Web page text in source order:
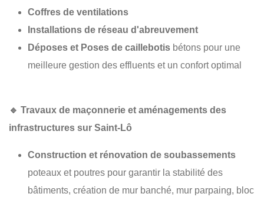
Coffres de ventilations
Installations de réseau d'abreuvement
Déposes et Poses de caillebotis bétons pour une
meilleure gestion des effluents et un confort optimal
🔹 Travaux de maçonnerie et aménagements des
infrastructures sur Saint-Lô
Construction et rénovation de soubassements
poteaux et poutres pour garantir la stabilité des
bâtiments, création de mur banché, mur parpaing, bloc